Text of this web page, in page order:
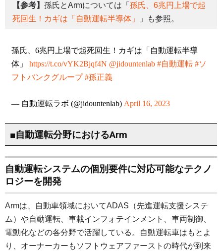
【参考】 孫氏とArmについては「 孫氏、6兆円上場で起
死回生！カギは「自動運転半導体」
」も参照。
孫氏、6兆円上場で起死回生！カギは「自動運転半導
体」 https://t.co/vYK2Bjqf4N @jidountenlab #自動運転 #ソ
フトバンクグループ #孫正義
— 自動運転ラボ (@jidountenlab) April 16, 2023
■自動運転分野におけるArm
自動運転システムの個別要件に対応可能なテクノ
ロジーを開発
Armは、自動車領域においてADAS（先進運転支援システ
ム）や自動運転、車載インフォテインメント、車両制御、
電動化などの各分野で活躍している。自動運転車はもとよ
り、オーナーカーもソフトウェアファーストの時代が到来